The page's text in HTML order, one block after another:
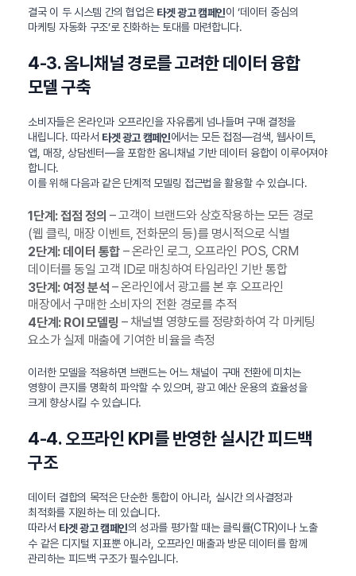
결국 이 두 시스템 간의 협업은 타겟 광고 캠페인이 ‘데이터 중심의
마케팅 자동화 구조’로 진화하는 토대를 마련합니다.
4-3. 옴니채널 경로를 고려한 데이터 융합
모델 구축
소비자들은 온라인과 오프라인을 자유롭게 넘나들며 구매 결정을
내립니다. 따라서 타겟 광고 캠페인에서는 모든 접점—검색, 웹사이트,
앱, 매장, 상담센터—을 포함한 옴니채널 기반 데이터 융합이 이루어져야
합니다.
이를 위해 다음과 같은 단계적 모델링 접근법을 활용할 수 있습니다.
1단계: 접점 정의 – 고객이 브랜드와 상호작용하는 모든 경로
(웹 클릭, 매장 이벤트, 전화문의 등)를 명시적으로 식별
2단계: 데이터 통합– 온라인 로그, 오프라인 POS, CRM
데이터를 동일 고객 ID로 매칭하여 타임라인 기반 통합
3단계: 여정 분석 – 온라인에서 광고를 본 후 오프라인
매장에서 구매한 소비자의 전환 경로를 추적
4단계: ROI 모델링 – 채널별 영향도를 정량화하여 각 마케팅
요소가 실제 매출에 기여한 비율을 측정
이러한 모델을 적용하면 브랜드는 어느 채널이 구매 전환에 미치는
영향이 큰지를 명확히 파악할 수 있으며, 광고 예산 운용의 효율성을
크게 향상시킬 수 있습니다.
4-4. 오프라인 KPI를 반영한 실시간 피드백
구조
데이터 결합의 목적은 단순한 통합이 아니라, 실시간 의사결정과
최적화를 지원하는 데 있습니다.
따라서 타겟 광고 캠페인의 성과를 평가할 때는 클릭률(CTR)이나 노출
수 같은 디지털 지표뿐 아니라, 오프라인 매출과 방문 데이터를 함께
관리하는 피드백 구조가 필수입니다.